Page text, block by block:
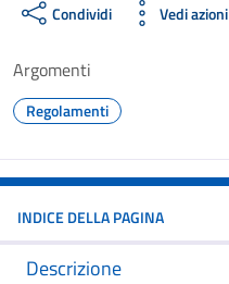
Condividi Vedi azioni
Argomenti
Regolamenti
INDICE DELLA PAGINA
Descrizione